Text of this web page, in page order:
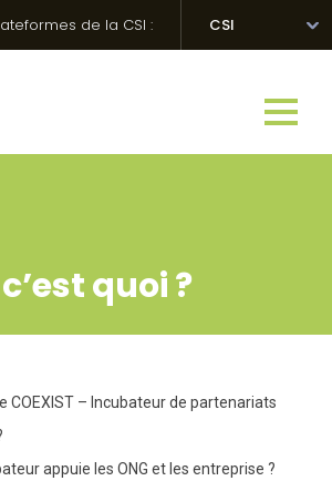
de la CSI : CSI
quoi ?
COEXIST – Incubateur de partenariats
appuie les ONG et les entreprise ?